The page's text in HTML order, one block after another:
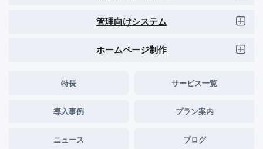
管理向けシステム
ホームページ制作
特長 サービス一覧
導入事例 プラン案内
ニュース ブログ